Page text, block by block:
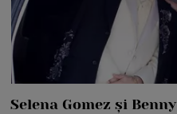
Selena Gomez și